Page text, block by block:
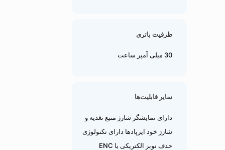
سایر قابلیت‌ها
دارای نمایشگر شارژ منبع تغذیه و
شارژ خود ایرپادها دارای تکنولوژی
حذف نوبز الکتریکی یا ENC